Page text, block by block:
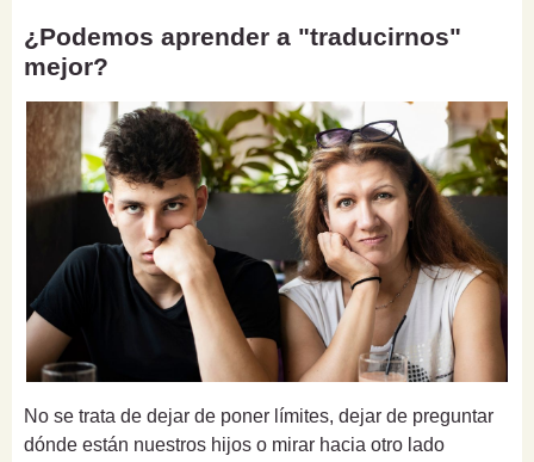
¿Podemos aprender a "traducirnos"
mejor?
No se trata de dejar de poner límites, dejar de preguntar
dónde están nuestros hijos o mirar hacia otro lado